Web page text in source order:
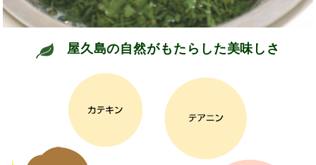
屋久島の自然がもたらした美味しさ